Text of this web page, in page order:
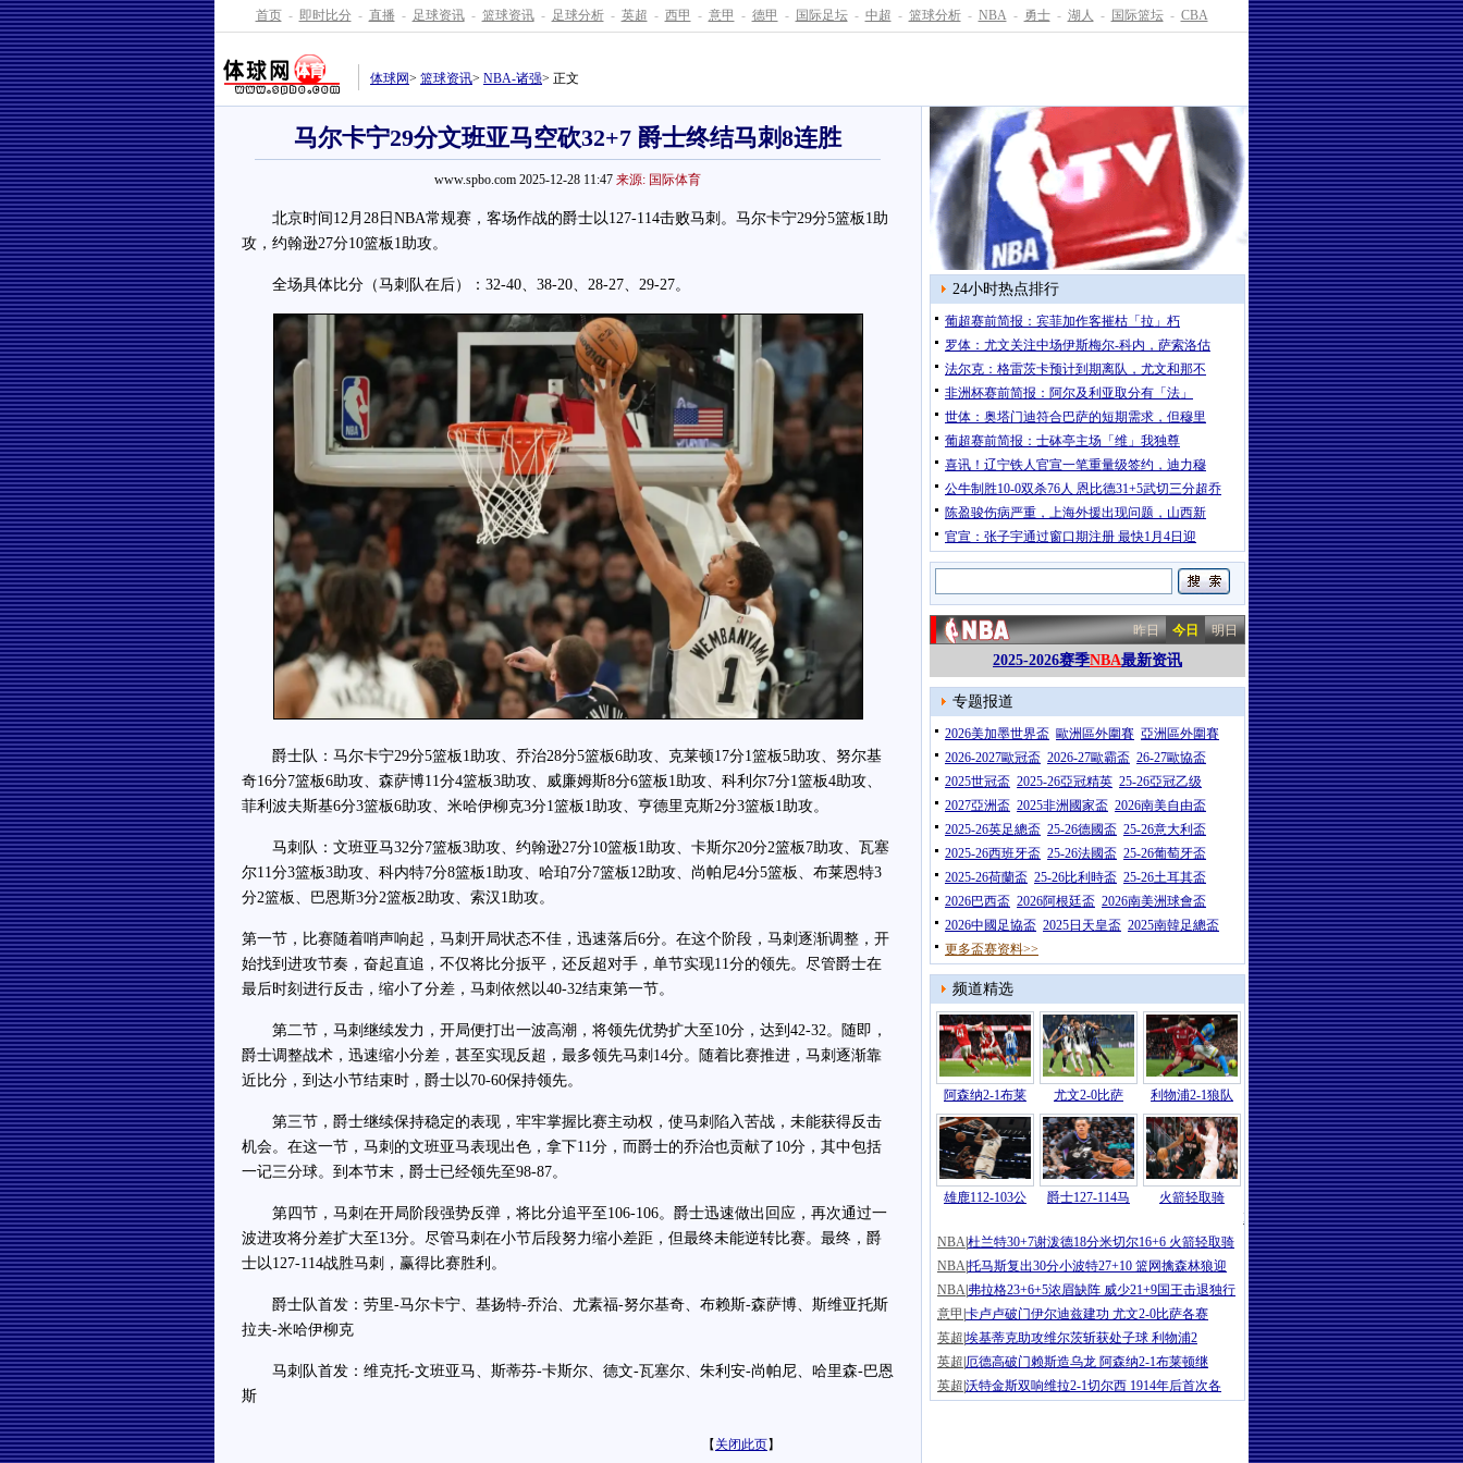
首页 - 即时比分 - 直播 - 足球资讯 - 篮球资讯 - 足球分析 - 英超 - 西甲 - 意甲 - 德甲 - 国际足坛 - 中超 - 篮球分析 - NBA - 勇士 - 湖人 - 国际篮坛 - CBA
体球网> 篮球资讯> NBA-诸强> 正文
马尔卡宁29分文班亚马空砍32+7 爵士终结马刺8连胜
www.spbo.com 2025-12-28 11:47 来源: 国际体育
北京时间12月28日NBA常规赛，客场作战的爵士以127-114击败马刺。马尔卡宁29分5篮板1助
攻，约翰逊27分10篮板1助攻。
全场具体比分（马刺队在后）：32-40、38-20、28-27、29-27。
爵士队：马尔卡宁29分5篮板1助攻、乔治28分5篮板6助攻、克莱顿17分1篮板5助攻、努尔基
奇16分7篮板6助攻、森萨博11分4篮板3助攻、威廉姆斯8分6篮板1助攻、科利尔7分1篮板4助攻、
菲利波夫斯基6分3篮板6助攻、米哈伊柳克3分1篮板1助攻、亨德里克斯2分3篮板1助攻。
马刺队：文班亚马32分7篮板3助攻、约翰逊27分10篮板1助攻、卡斯尔20分2篮板7助攻、瓦塞
尔11分3篮板3助攻、科内特7分8篮板1助攻、哈珀7分7篮板12助攻、尚帕尼4分5篮板、布莱恩特3
分2篮板、巴恩斯3分2篮板2助攻、索汉1助攻。
第一节，比赛随着哨声响起，马刺开局状态不佳，迅速落后6分。在这个阶段，马刺逐渐调整，开
始找到进攻节奏，奋起直追，不仅将比分扳平，还反超对手，单节实现11分的领先。尽管爵士在
最后时刻进行反击，缩小了分差，马刺依然以40-32结束第一节。
第二节，马刺继续发力，开局便打出一波高潮，将领先优势扩大至10分，达到42-32。随即，
爵士调整战术，迅速缩小分差，甚至实现反超，最多领先马刺14分。随着比赛推进，马刺逐渐靠
近比分，到达小节结束时，爵士以70-60保持领先。
第三节，爵士继续保持稳定的表现，牢牢掌握比赛主动权，使马刺陷入苦战，未能获得反击
机会。在这一节，马刺的文班亚马表现出色，拿下11分，而爵士的乔治也贡献了10分，其中包括
一记三分球。到本节末，爵士已经领先至98-87。
第四节，马刺在开局阶段强势反弹，将比分追平至106-106。爵士迅速做出回应，再次通过一
波进攻将分差扩大至13分。尽管马刺在小节后段努力缩小差距，但最终未能逆转比赛。最终，爵
士以127-114战胜马刺，赢得比赛胜利。
爵士队首发：劳里-马尔卡宁、基扬特-乔治、尤素福-努尔基奇、布赖斯-森萨博、斯维亚托斯
拉夫-米哈伊柳克
马刺队首发：维克托-文班亚马、斯蒂芬-卡斯尔、德文-瓦塞尔、朱利安-尚帕尼、哈里森-巴恩
斯
【 关闭此页】
24小时热点排行
葡超赛前简报：宾菲加作客摧枯「拉」朽
罗体：尤文关注中场伊斯梅尔-科内，萨索洛估
法尔克：格雷茨卡预计到期离队，尤文和那不
非洲杯赛前简报：阿尔及利亚取分有「法」
世体：奥塔门迪符合巴萨的短期需求，但穆里
葡超赛前简报：士砵亭主场「维」我独尊
喜讯！辽宁铁人官宣一笔重量级签约，迪力穆
公牛制胜10-0双杀76人 恩比德31+5武切三分超乔
陈盈骏伤病严重，上海外援出现问题，山西新
官宣：张子宇通过窗口期注册 最快1月4日迎
昨日 今日 明日
2025-2026赛季NBA最新资讯
专题报道
2026美加墨世界盃 歐洲區外圍賽 亞洲區外圍賽
2026-2027歐冠盃 2026-27歐霸盃 26-27歐協盃
2025世冠盃 2025-26亞冠精英 25-26亞冠乙级
2027亞洲盃 2025非洲國家盃 2026南美自由盃
2025-26英足總盃 25-26德國盃 25-26意大利盃
2025-26西班牙盃 25-26法國盃 25-26葡萄牙盃
2025-26荷蘭盃 25-26比利時盃 25-26土耳其盃
2026巴西盃 2026阿根廷盃 2026南美洲球會盃
2026中國足協盃 2025日天皇盃 2025南韓足總盃
更多盃赛资料>>
频道精选
阿森纳2-1布莱 尤文2-0比萨 利物浦2-1狼队
雄鹿112-103公 爵士127-114马
火箭轻取骑
NBA |马尔卡宁29分文班亚马空砍32+7
NBA杜兰特30+7谢泼德18分米切尔16+6 火箭轻取骑
NBA托马斯复出30分小波特27+10 篮网擒森林狼迎
NBA 弗拉格23+6+5浓眉缺阵 威少21+9国王击退独行
意甲 卡卢卢破门伊尔迪兹建功 尤文2-0比萨各赛
英超 埃基蒂克助攻维尔茨斩获处子球 利物浦2
英超 厄德高破门赖斯造乌龙 阿森纳2-1布莱顿继
英超 沃特金斯双响维拉2-1切尔西 1914年后首次各